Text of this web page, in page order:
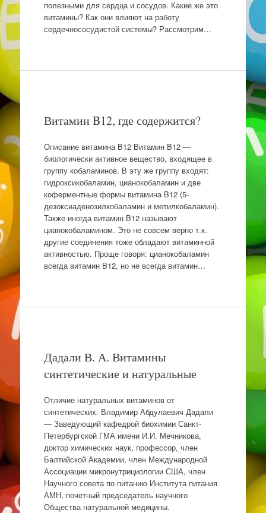
полезными для сердца и сосудов. Какие же это
витамины? Как они влияют на работу
сердечнососудистой системы? Рассмотрим…
Витамин B12, где содержится?
Описание витамина B12 Витамин B12 —
биологически активное вещество, входящее в
группу кобаламинов. В эту же группу входят:
гидроксикобаламин, цианокобаламин и две
коферментные формы витамина B12 (5-
дезоксиаденозилкобаламин и метилкобаламин).
Также иногда витамин B12 называют
цианокобаламином. Это не совсем верно т.к.
другие соединения тоже обладают витаминной
активностью. Проще говоря: цианокобаламин
всегда витамин B12, но не всегда витамин…
Дадали В. А. Витамины
синтетические и натуральные
Отличие натуральных витаминов от
синтетических. Владимир Абдулаевич Дадали
— Заведующий кафедрой биохимии Санкт-
Петербургской ГМА имени И.И. Мечникова,
доктор химических наук, профессор, член
Балтийской Академии, член Международной
Ассоциации микронутрициологии США, член
Научного совета по питанию Института питания
АМН, почетный председатель научного
Общества натуральной медицины.